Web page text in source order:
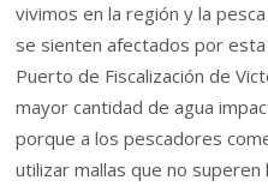
vivimos en la región y la
se sienten afectados por
Puerto de Fiscalización de
mayor cantidad de agua
porque a los pescadores
utilizar mallas que no